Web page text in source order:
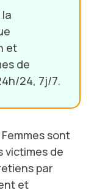
et
de
24, 7j/7.
sont
victimes de
par
et